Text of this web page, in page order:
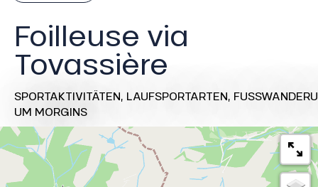
Foilleuse via
Tovassière
SPORTAKTIVITÄTEN, LAUFSPORTARTEN,
UM MORGINS